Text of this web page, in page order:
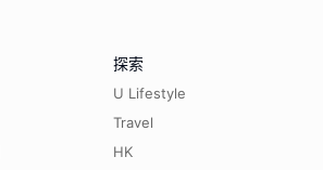
探索
U Lifestyle
Travel
HK